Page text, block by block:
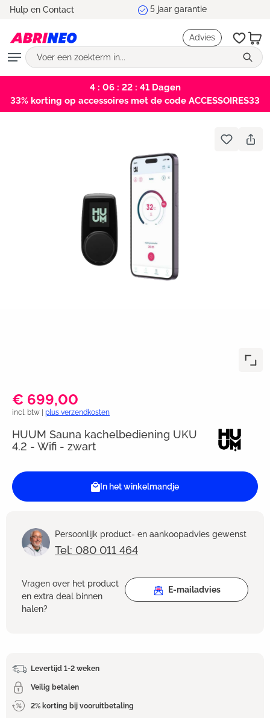
Hulp en Contact 5 jaar garantie
Advies
4 : 06 : 22 : 41Dagen
33% korting op accessoires met de code ACCESSOIRES33
€ 699,00
incl. btw | plus verzendkosten
HUUM Sauna kachelbediening UKU
4.2 - Wifi - zwart
In het winkelmandje
Persoonlijk product- en aankoopadvies gewenst
Tel: 080 011 464
Vragen over het product
en extra deal binnen
halen?
E-mailadvies
Levertijd 1-2 weken
Veilig betalen
2% korting bij vooruitbetaling